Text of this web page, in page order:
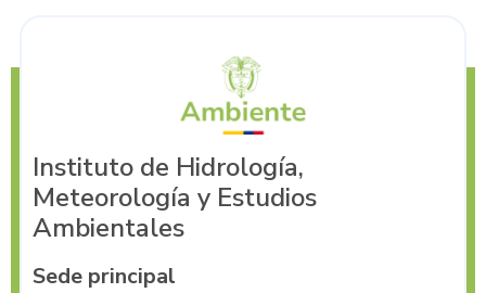
Instituto de Hidrología,
Meteorología y Estudios
Ambientales
Sede principal